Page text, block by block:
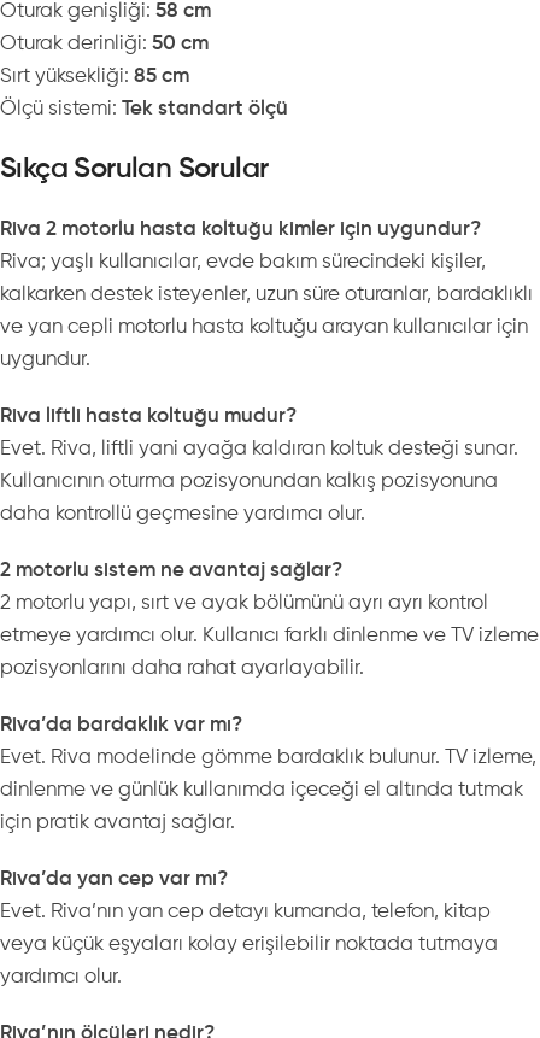
Oturak genişliği: 58 cm
Oturak derinliği: 50 cm
Sırt yüksekliği: 85 cm
Ölçü sistemi: Tek standart ölçü
Sıkça Sorulan Sorular
Riva 2 motorlu hasta koltuğu kimler için uygundur?
Riva; yaşlı kullanıcılar, evde bakım sürecindeki kişiler,
kalkarken destek isteyenler, uzun süre oturanlar, bardaklıklı
ve yan cepli motorlu hasta koltuğu arayan kullanıcılar için
uygundur.
Riva liftli hasta koltuğu mudur?
Evet. Riva, liftli yani ayağa kaldıran koltuk desteği sunar.
Kullanıcının oturma pozisyonundan kalkış pozisyonuna
daha kontrollü geçmesine yardımcı olur.
2 motorlu sistem ne avantaj sağlar?
2 motorlu yapı, sırt ve ayak bölümünü ayrı ayrı kontrol
etmeye yardımcı olur. Kullanıcı farklı dinlenme ve TV izleme
pozisyonlarını daha rahat ayarlayabilir.
Riva’da bardaklık var mı?
Evet. Riva modelinde gömme bardaklık bulunur. TV izleme,
dinlenme ve günlük kullanımda içeceği el altında tutmak
için pratik avantaj sağlar.
Riva’da yan cep var mı?
Evet. Riva’nın yan cep detayı kumanda, telefon, kitap
veya küçük eşyaları kolay erişilebilir noktada tutmaya
yardımcı olur.